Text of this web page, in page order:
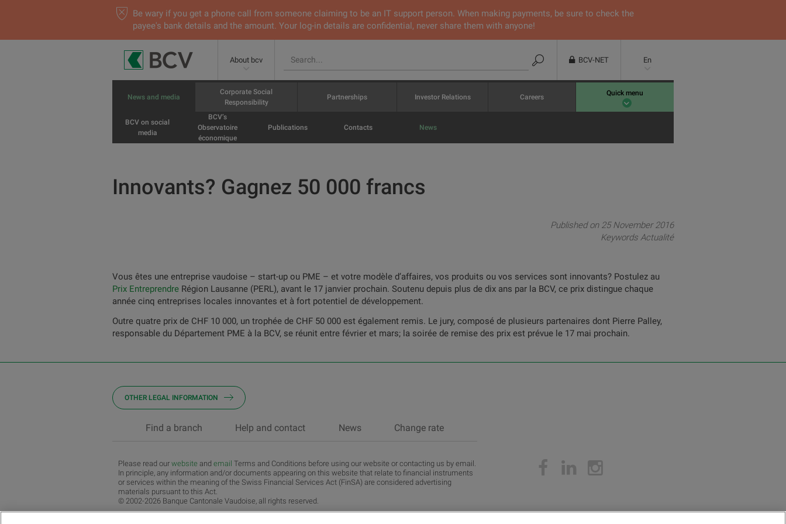
Be wary if you get a phone call from someone claiming to be an IT support person. When making payments, be sure to check the
payee's bank details and the amount. Your log-in details are confidential, never share them with anyone!
About bcv BCV-NET En
News and media
BCV on social
media
BCV’s
Observatoire
économique
Publications Contacts News
Corporate Social
Responsibility
Partnerships Investor Relations Careers Quick menu
Innovants? Gagnez 50 000 francs
Published on 25 November 2016
Keywords Actualité
Vous êtes une entreprise vaudoise – start-up ou PME – et votre modèle d’affaires, vos produits ou vos services sont innovants? Postulez au
Prix Entreprendre Région Lausanne (PERL), avant le 17 janvier prochain. Soutenu depuis plus de dix ans par la BCV, ce prix distingue chaque
année cinq entreprises locales innovantes et à fort potentiel de développement.
Outre quatre prix de CHF 10 000, un trophée de CHF 50 000 est également remis. Le jury, composé de plusieurs partenaires dont Pierre Palley,
responsable du Département PME à la BCV, se réunit entre février et mars; la soirée de remise des prix est prévue le 17 mai prochain.
OTHER LEGAL INFORMATION
Find a branch Help and contact News Change rate
Please read our website and email Terms and Conditions before using our website or contacting us by email.
In principle, any information and/or documents appearing on this website that relate to financial instruments
or services within the meaning of the Swiss Financial Services Act (FinSA) are considered advertising
materials pursuant to this Act.
© 2002-2026 Banque Cantonale Vaudoise, all rights reserved.